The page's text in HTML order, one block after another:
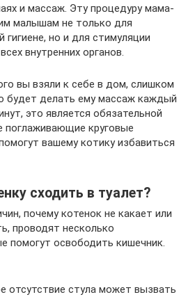
и массаж. Эту процедуру мама-
малышам не только для
гигиене, но и для стимуляции
внутренних органов.
вы взяли к себе в дом, слишком
будет делать ему массаж каждый
это является обязательной
поглаживающие круговые
вашему котику избавиться
сходить в туалет?
почему котенок не какает или
проводят несколько
помогут освободить кишечник.
отсутствие стула может вызвать